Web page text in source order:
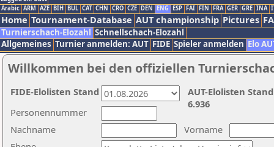
Arabic ARM AZE BIH BUL CAT CHN CRO CZE DEN ENG ESP FAI FIN FRA GER GRE INA
Home Tournament-Database AUT championship Pictures
Turnierschach-Elozahl Schnellschach-Elozahl
Allgemeines Turnier anmelden: AUT FIDE Spieler anmelden Elo
Willkommen bei den offiziellen
Nachname
Vorname
Personennummer
AUT-Elolisten
6.936
FIDE-Elolisten Stand